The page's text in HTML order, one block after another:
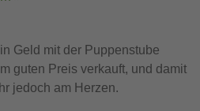
Geld mit der Puppenstube
guten Preis verkauft, und damit
jedoch am Herzen.